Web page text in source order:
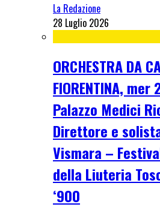
La Redazione
28 Luglio 2026
ORCHESTRA DA
FIORENTINA,
Palazzo Medici
Direttore e
Vismara –
della Liuteria
‘900